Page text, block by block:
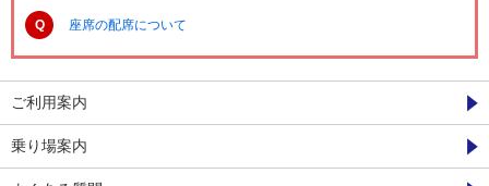
Q 座席の配席について
ご利用案内
乗り場案内